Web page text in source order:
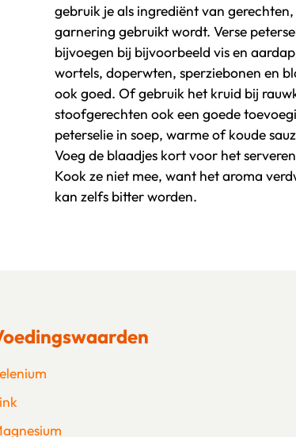
gebruik je als ingrediënt van
garnering gebruikt wordt. Verse
bijvoegen bij bijvoorbeeld vis en
wortels, doperwten, sperziebonen en
ook goed. Of gebruik het kruid bij
stoofgerechten ook een goede
peterselie in soep, warme of koude
Voeg de blaadjes kort voor het
Kook ze niet mee, want het aroma
kan zelfs bitter worden.